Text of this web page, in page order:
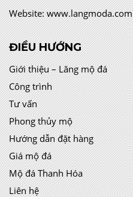
Website: www.langmoda.com
ĐIỀU HƯỚNG
Giới thiệu – Lăng mộ đá
Công trình
Tư vấn
Phong thủy mộ
Hướng dẫn đặt hàng
Giá mộ đá
Mộ đá Thanh Hóa
Liên hệ